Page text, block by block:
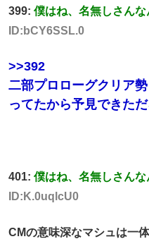
399: 僕はね、名無しさんな
ID:bCY6SSL.0
>>392
二部プロローグクリア
ってたから予見できた
401: 僕はね、名無しさんな
ID:K.0uqlcU0
CMの意味深なマシュは一